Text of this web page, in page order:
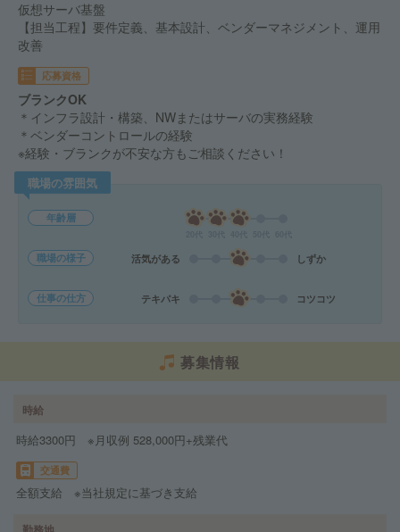
仮想サーバ基盤
【担当工程】要件定義、基本設計、ベンダーマネジメント、運用
改善
応募資格
ブランクOK
＊インフラ設計・構築、NWまたはサーバの実務経験
＊ベンダーコントロールの経験
※経験・ブランクが不安な方もご相談ください！
職場の雰囲気
年齢層
職場の様子 活気がある しずか
仕事の仕方 テキパキ コツコツ
募集情報
時給
時給3300円 ※月収例 528,000円+残業代
交通費
全額支給 ※当社規定に基づき支給